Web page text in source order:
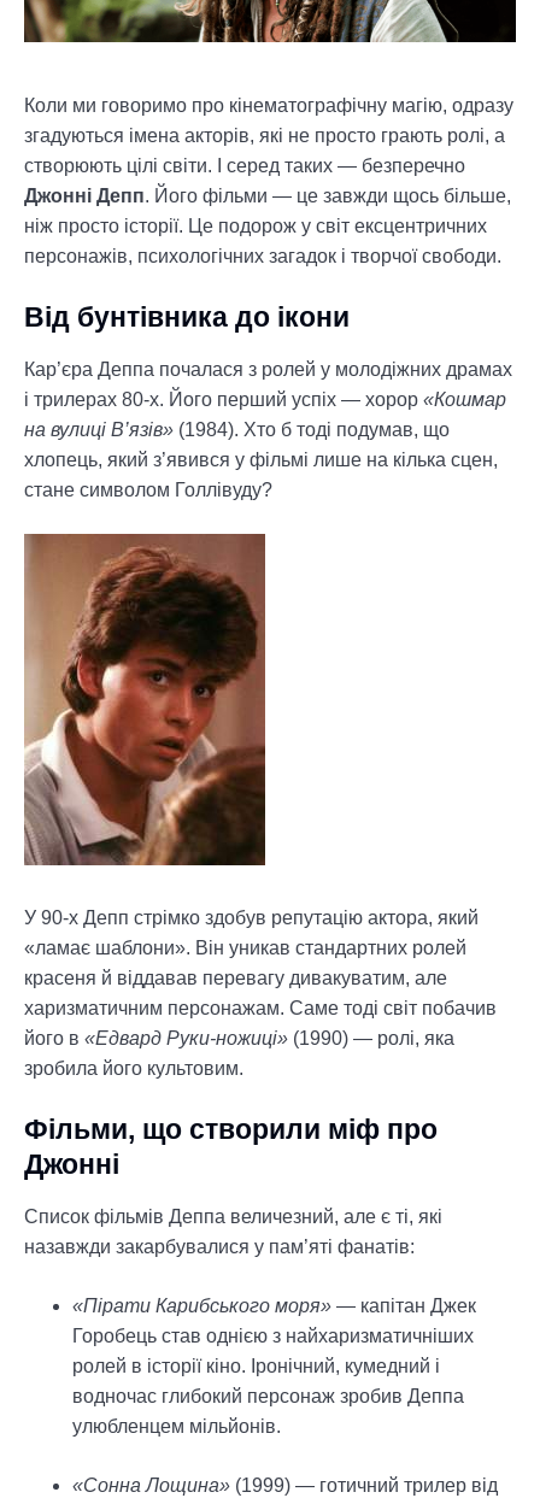
Коли ми говоримо про кінематографічну магію, одразу
згадуються імена акторів, які не просто грають ролі, а
створюють цілі світи. І серед таких — безперечно
Джонні Депп. Його фільми — це завжди щось більше,
ніж просто історії. Це подорож у світ ексцентричних
персонажів, психологічних загадок і творчої свободи.
Від бунтівника до ікони
Кар’єра Деппа почалася з ролей у молодіжних драмах
і трилерах 80-х. Його перший успіх — хорор «Кошмар
на вулиці В’язів» (1984). Хто б тоді подумав, що
хлопець, який з’явився у фільмі лише на кілька сцен,
стане символом Голлівуду?
У 90-х Депп стрімко здобув репутацію актора, який
«ламає шаблони». Він уникав стандартних ролей
красеня й віддавав перевагу дивакуватим, але
харизматичним персонажам. Саме тоді світ побачив
його в «Едвард Руки-ножиці» (1990) — ролі, яка
зробила його культовим.
Фільми, що створили міф про
Джонні
Список фільмів Деппа величезний, але є ті, які
назавжди закарбувалися у пам’яті фанатів:
«Пірати Карибського моря» — капітан Джек
Горобець став однією з найхаризматичніших
ролей в історії кіно. Іронічний, кумедний і
водночас глибокий персонаж зробив Деппа
улюбленцем мільйонів.
«Сонна Лощина» (1999) — готичний трилер від